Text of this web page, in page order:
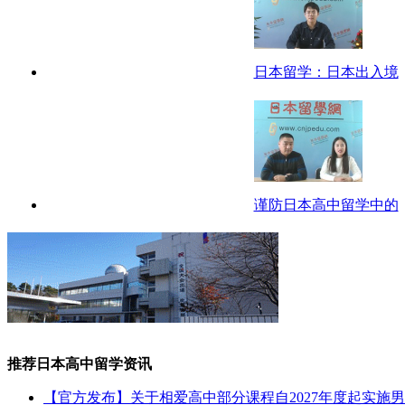
日本留学：日本出入境
谨防日本高中留学中的
推荐日本高中留学资讯
【官方发布】关于相爱高中部分课程自2027年度起实施